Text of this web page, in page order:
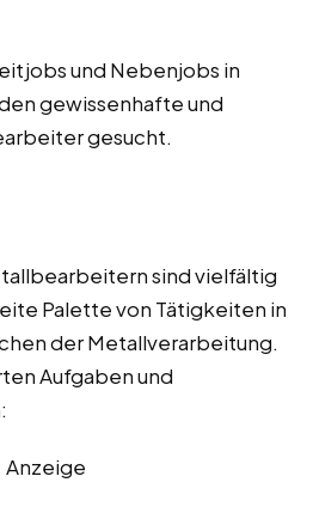
und Nebenjobs in
gewissenhafte und
gesucht.
sind vielfältig
Palette von Tätigkeiten in
der Metallverarbeitung.
Aufgaben und
Anzeige